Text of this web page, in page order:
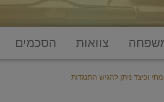
צוואות הסכמים
וכיצד ניתן להגיש התנגדות